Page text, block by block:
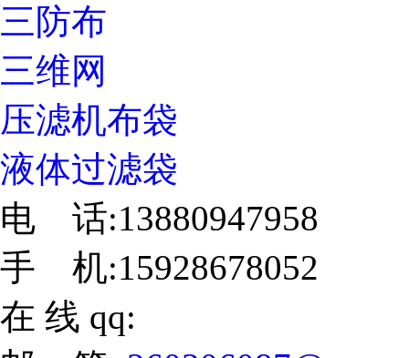
三防布
三维网
压滤机布袋
液体过滤袋
电 话:13880947958
手 机:15928678052
在 线 qq: